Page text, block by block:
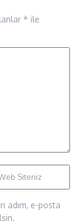
* ile
adım, e-posta